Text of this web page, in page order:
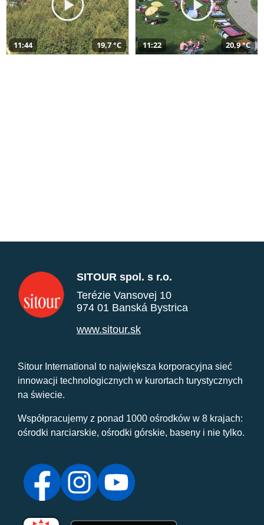
11:44 19,7 °C 11:22 20,9 °C
SITOUR spol. s r.o.
Terézie Vansovej 10
974 01 Banská Bystrica
www.sitour.sk
Sitour International to największa korporacyjna sieć
innowacji technologicznych w kurortach turystycznych
na świecie.
Współpracujemy z ponad 1000 ośrodków w 8 krajach:
ośrodki narciarskie, ośrodki górskie, baseny i nie tylko.